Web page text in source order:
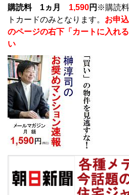
購読料 1ヵ月 1,590円 ※購読
トカードのみとなります。 お申
のページの右下「カートに入れ
い